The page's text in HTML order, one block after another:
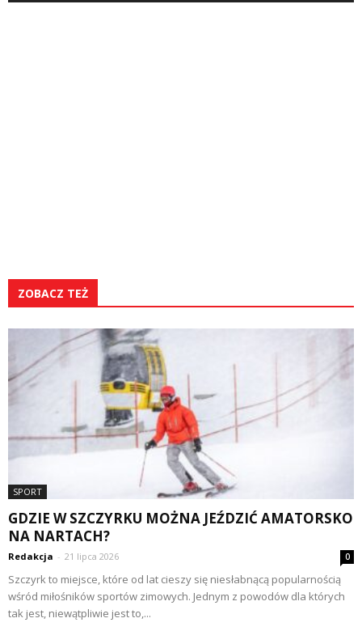
ZOBACZ TEŻ
SPORT
GDZIE W SZCZYRKU MOŻNA JEŹDZIĆ AMATORSKO
NA NARTACH?
Redakcja - 21 lipca 2026 0
Szczyrk to miejsce, które od lat cieszy się niesłabnącą popularnością
wśród miłośników sportów zimowych. Jednym z powodów dla których
tak jest, niewątpliwie jest to,...